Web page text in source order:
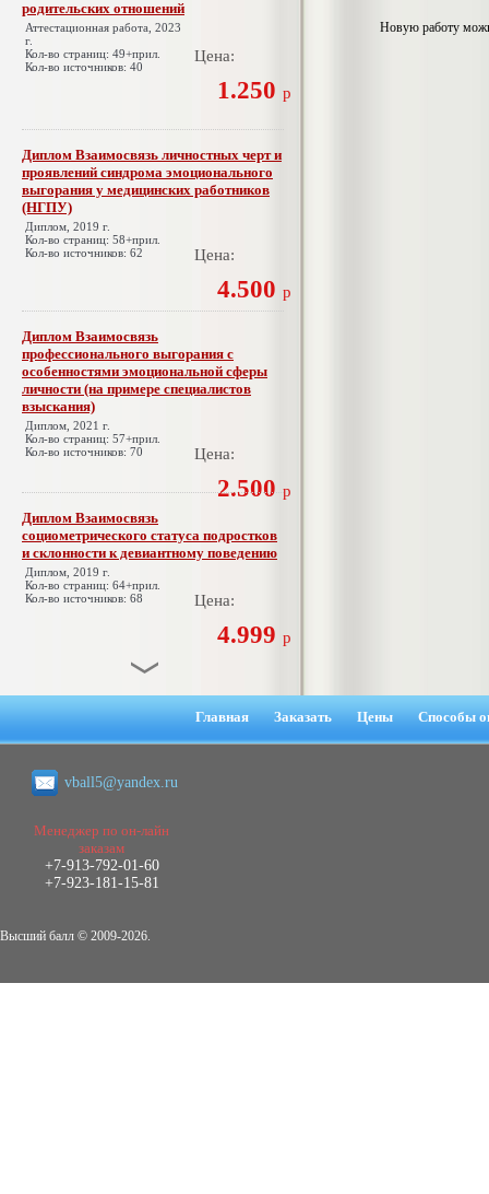
родительских отношений
Аттестационная работа, 2023
г.
Кол-во страниц: 49+прил.
Кол-во источников: 40
Цена:
1.250 р
Диплом Взаимосвязь личностных черт и
проявлений синдрома эмоционального
выгорания у медицинских работников
(НГПУ)
Диплом, 2019 г.
Кол-во страниц: 58+прил.
Кол-во источников: 62
Цена:
4.500 р
Диплом Взаимосвязь
профессионального выгорания с
особенностями эмоциональной сферы
личности (на примере специалистов
взыскания)
Диплом, 2021 г.
Кол-во страниц: 57+прил.
Кол-во источников: 70
Цена:
2.500 р
Диплом Взаимосвязь
социометрического статуса подростков
и склонности к девиантному поведению
Диплом, 2019 г.
Кол-во страниц: 64+прил.
Кол-во источников: 68
Цена:
4.999 р
Диплом Взаимосвязь эмпатии и
негативных эмоциональных состояний
Диплом, 2021 г.
Кол-во страниц: 51+прил.
Кол-во источников: 77
Диплом Виндикационный иск
Новую работу
Главная Заказать Цены Способы
vball5@yandex.ru
Менеджер по он-лайн
заказам
+7-913-792-01-60
+7-923-181-15-81
Высший балл © 2009-2026.